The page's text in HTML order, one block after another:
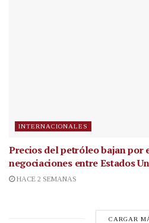
INTERNACIONALES
Precios del petróleo bajan por
negociaciones entre Estados
HACE 2 SEMANAS
CARGAR